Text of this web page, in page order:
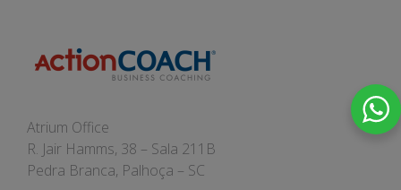
Atrium Office
R. Jair Hamms, 38 – Sala 211B
Pedra Branca, Palhoça – SC